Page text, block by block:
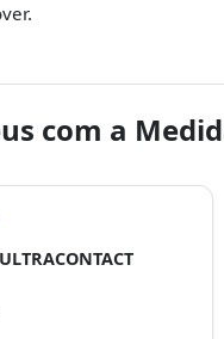
com a